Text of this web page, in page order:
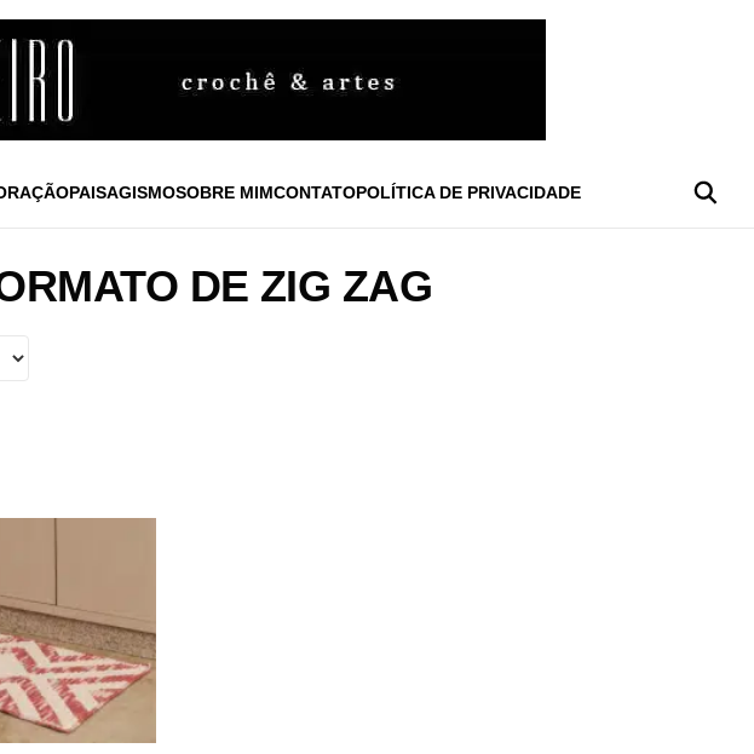
PAISAGISMOSOBRE MIMCONTATOPOLÍTICA DE PRIVACIDADE
DE ZIG ZAG